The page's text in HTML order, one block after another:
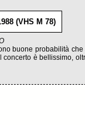
(VHS M 78)
buone probabilità
concerto è bellissimo,